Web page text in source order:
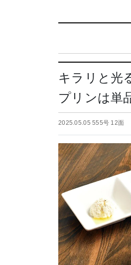
キラリと光
プリンは単
2025.05.05 555号 12面